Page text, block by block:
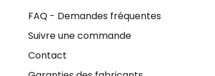
FAQ - Demandes fréquentes
Suivre une commande
Contact